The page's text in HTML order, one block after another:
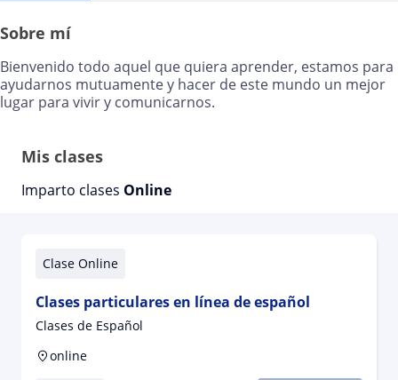
Sobre mí
Bienvenido todo aquel que quiera aprender, estamos para
ayudarnos mutuamente y hacer de este mundo un mejor
lugar para vivir y comunicarnos.
Mis clases
Imparto clases Online
Clase Online
Clases particulares en línea de español
Clases de Español
online